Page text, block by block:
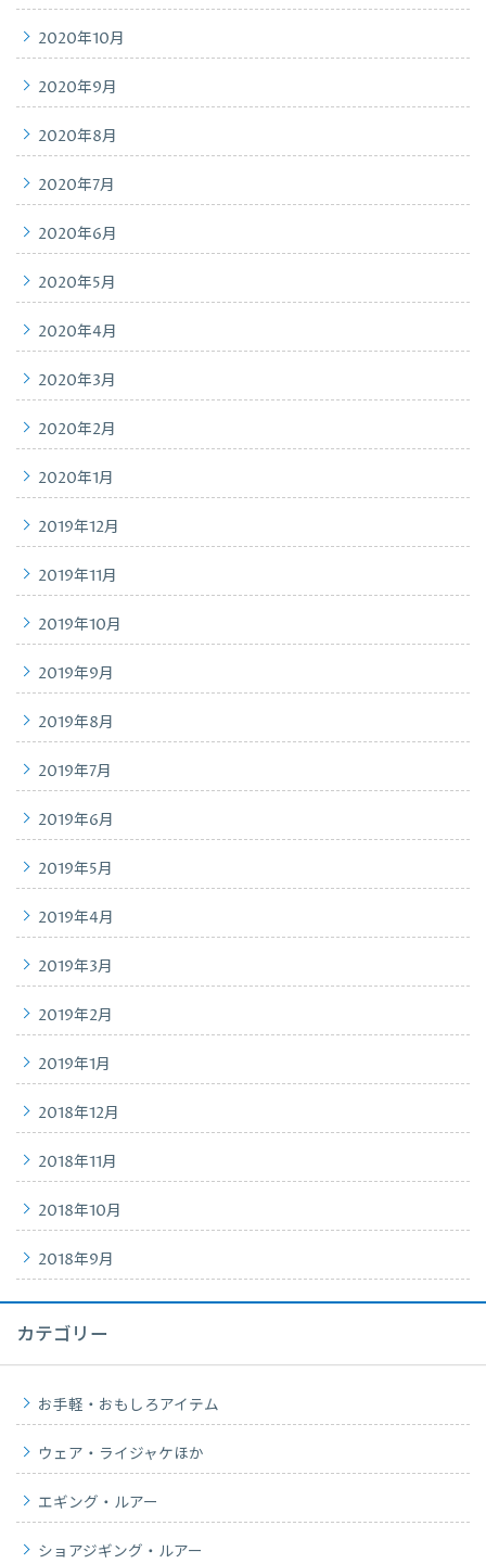
2020年10月
2020年9月
2020年8月
2020年7月
2020年6月
2020年5月
2020年4月
2020年3月
2020年2月
2020年1月
2019年12月
2019年11月
2019年10月
2019年9月
2019年8月
2019年7月
2019年6月
2019年5月
2019年4月
2019年3月
2019年2月
2019年1月
2018年12月
2018年11月
2018年10月
2018年9月
カテゴリー
お手軽・おもしろアイテム
ウェア・ライジャケほか
エギング・ルアー
ショアジギング・ルアー